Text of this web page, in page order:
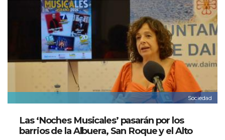
Sociedad
Las ‘Noches Musicales’ pasarán por los
barrios de la Albuera, San Roque y el Alto